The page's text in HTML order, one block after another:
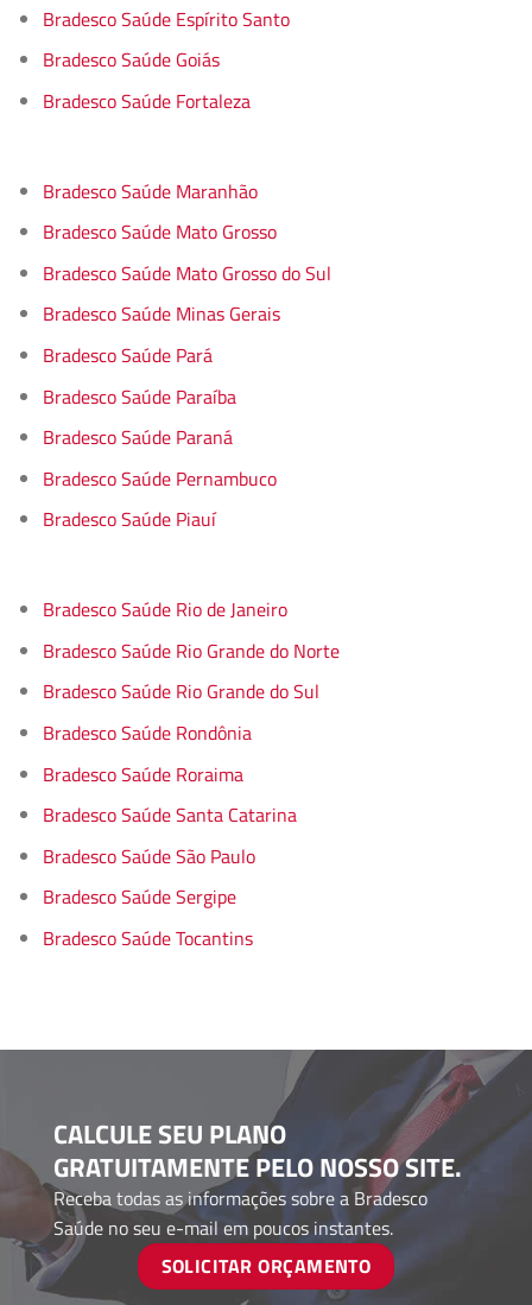
Bradesco Saúde Espírito Santo
Bradesco Saúde Goiás
Bradesco Saúde Fortaleza
Bradesco Saúde Maranhão
Bradesco Saúde Mato Grosso
Bradesco Saúde Mato Grosso do Sul
Bradesco Saúde Minas Gerais
Bradesco Saúde Pará
Bradesco Saúde Paraíba
Bradesco Saúde Paraná
Bradesco Saúde Pernambuco
Bradesco Saúde Piauí
Bradesco Saúde Rio de Janeiro
Bradesco Saúde Rio Grande do Norte
Bradesco Saúde Rio Grande do Sul
Bradesco Saúde Rondônia
Bradesco Saúde Roraima
Bradesco Saúde Santa Catarina
Bradesco Saúde São Paulo
Bradesco Saúde Sergipe
Bradesco Saúde Tocantins
CALCULE SEU PLANO
GRATUITAMENTE PELO NOSSO SITE.
Receba todas as informações sobre a Bradesco
Saúde no seu e-mail em poucos instantes.
SOLICITAR ORÇAMENTO